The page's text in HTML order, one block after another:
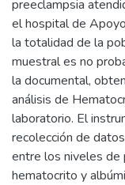
preeclampsia
el hospital de
la totalidad de la
muestral es no
la documental,
análisis de
laboratorio. El
recolección de
entre los niveles de
hematocrito y